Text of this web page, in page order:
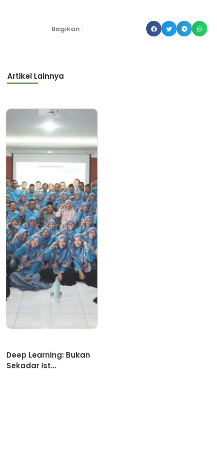
Bagikan :
Artikel Lainnya
Deep Learning: Bukan
Sekadar Ist...